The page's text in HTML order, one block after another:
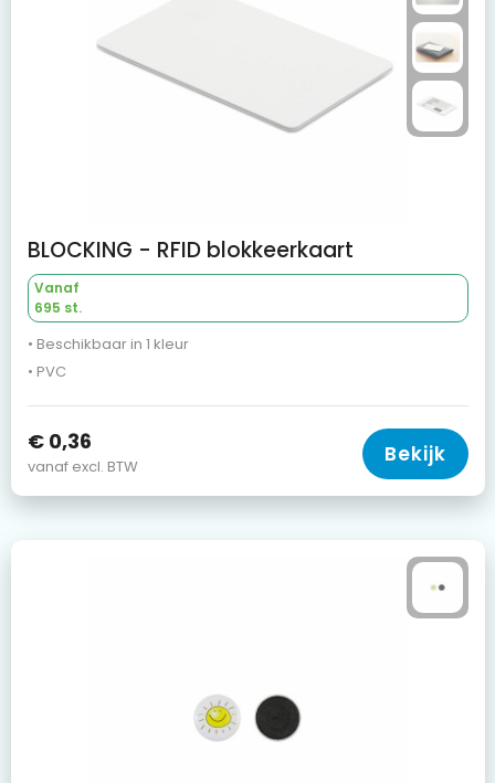
BLOCKING - RFID blokkeerkaart
Vanaf
695 st.
• Beschikbaar in 1 kleur
• PVC
€ 0,36
vanaf excl. BTW Bekijk